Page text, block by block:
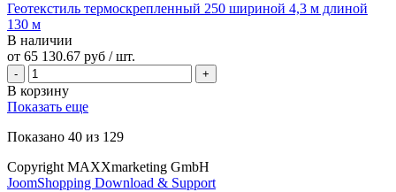
Геотекстиль термоскрепленный 250 шириной 4,3 м длиной
130 м
В наличии
от 65 130.67 руб / шт.
В корзину
Показать еще
Показано 40 из 129
Copyright MAXXmarketing GmbH
JoomShopping Download & Support